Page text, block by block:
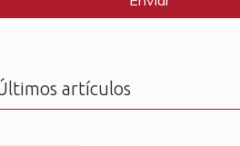
artículos